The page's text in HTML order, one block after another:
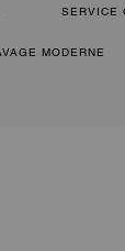
SERVICE
MODERNE